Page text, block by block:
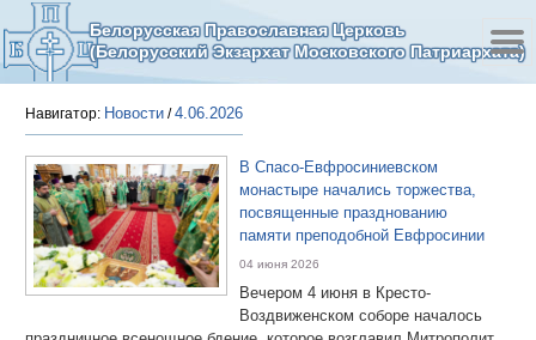
Белорусская Православная Церковь
(Белорусский Экзархат Московского Патриархата)
Навигатор: Новости /4.06.2026
В Спасо-Евфросиниевском
монастыре начались торжества,
посвященные празднованию
памяти преподобной Евфросинии
04 июня 2026
Вечером 4 июня в Кресто-
Воздвиженском соборе началось